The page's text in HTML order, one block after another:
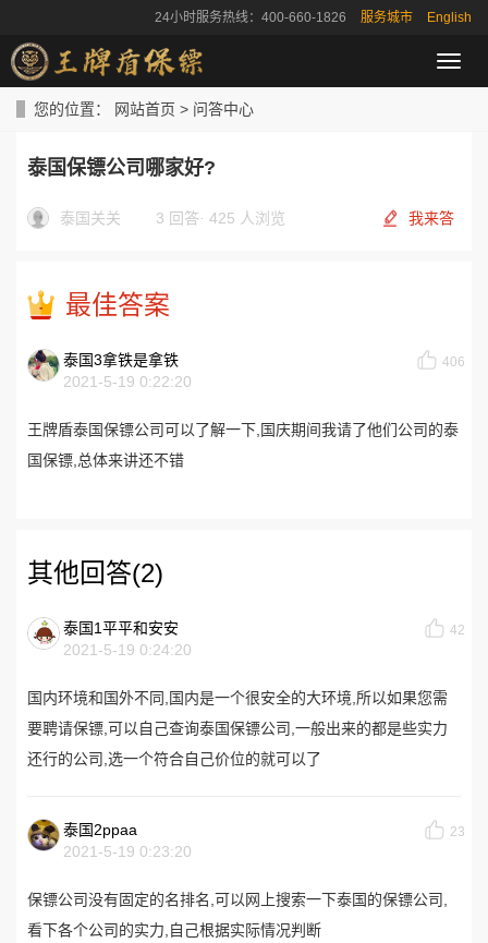
24小时服务热线：400-660-1826 服务城市 English
导
航
您的位置： 网站首页 > 问答中心
泰国保镖公司哪家好?
泰国关关 3 回答· 425 人浏览 我来答
最佳答案
泰国3拿铁是拿铁
2021-5-19 0:22:20
406
王牌盾泰国保镖公司可以了解一下,国庆期间我请了他们公司的泰
国保镖,总体来讲还不错
其他回答(2)
泰国1平平和安安
2021-5-19 0:24:20
42
国内环境和国外不同,国内是一个很安全的大环境,所以如果您需
要聘请保镖,可以自己查询泰国保镖公司,一般出来的都是些实力
还行的公司,选一个符合自己价位的就可以了
泰国2ppaa
2021-5-19 0:23:20
23
保镖公司没有固定的名排名,可以网上搜索一下泰国的保镖公司,
看下各个公司的实力,自己根据实际情况判断